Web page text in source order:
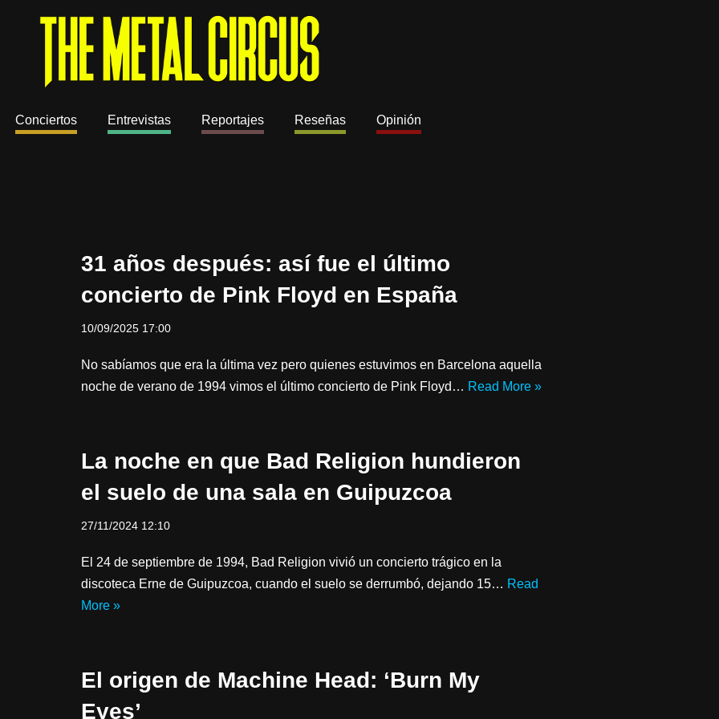
Conciertos Entrevistas Reportajes Reseñas Opinión
31 años después: así fue el último
concierto de Pink Floyd en España
10/09/2025 17:00
No sabíamos que era la última vez pero quienes estuvimos en Barcelona aquella
noche de verano de 1994 vimos el último concierto de Pink Floyd… Read More »
La noche en que Bad Religion hundieron
el suelo de una sala en Guipuzcoa
27/11/2024 12:10
El 24 de septiembre de 1994, Bad Religion vivió un concierto trágico en la
discoteca Erne de Guipuzcoa, cuando el suelo se derrumbó, dejando 15… Read
More »
El origen de Machine Head: ‘Burn My
Eyes’